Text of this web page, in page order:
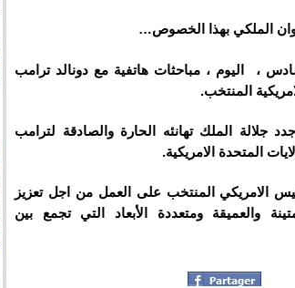
الملكي بهذا الخصوص…
، اليوم ، مباحثات هاتفية مع دونالد ترامب
المنتخب.
جلالة الملك تهانئه الحارة والصادقة لترامب
الامريكي المنتخب على العمل من اجل تعزيز
والعميقة ومتعددة الأبعاد التي تجمع بين